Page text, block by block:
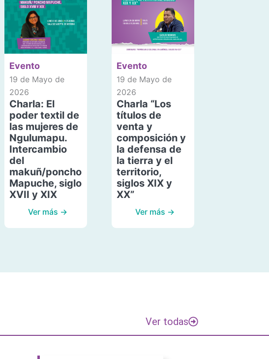
Evento
19 de Mayo de
2026
Charla: El
poder textil de
las mujeres de
Ngulumapu.
Intercambio
del
makuñ/poncho
Mapuche, siglo
XVII y XIX
Ver más →
Evento
19 de Mayo de
2026
Charla “Los
títulos de
venta y
composición y
la defensa de
la tierra y el
territorio,
siglos XIX y
XX”
Ver más →
Ver todas